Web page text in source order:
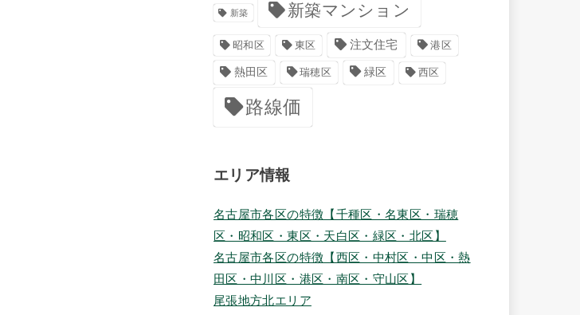
新築 新築マンション
昭和区 東区 注文住宅 港区
熱田区 瑞穂区 緑区 西区
路線価
エリア情報
名古屋市各区の特徴【千種区・名東区・瑞穂
区・昭和区・東区・天白区・緑区・北区】
名古屋市各区の特徴【西区・中村区・中区・熱
田区・中川区・港区・南区・守山区】
尾張地方北エリア